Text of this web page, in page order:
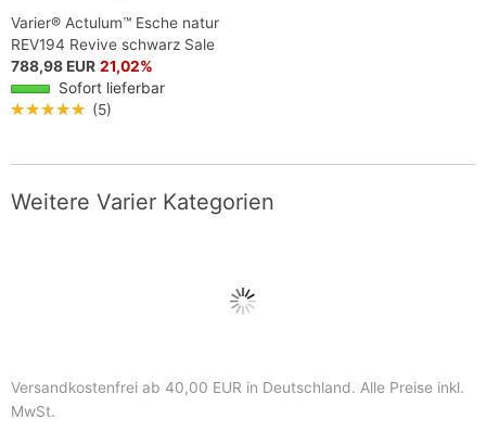
Varier® Actulum™ Esche natur
REV194 Revive schwarz Sale
788,98 EUR 21,02%
Sofort lieferbar
★★★★★ (5)
Weitere Varier Kategorien
Versandkostenfrei ab 40,00 EUR in Deutschland. Alle Preise inkl.
MwSt.